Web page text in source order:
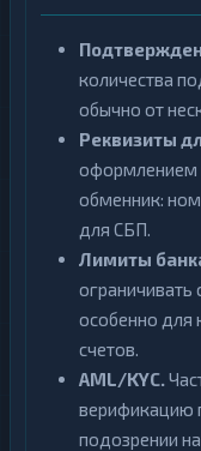
количества
обычно от
Реквизиты
оформлением
обменник:
для СБП.
Лимиты
особенно для
счетов.
AML/KYC.
верификацию
подозрении